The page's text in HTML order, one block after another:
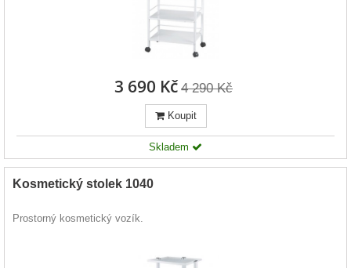
3 690 Kč 4 290 Kč
Koupit
Skladem
Kosmetický stolek 1040
Prostorný kosmetický vozík.